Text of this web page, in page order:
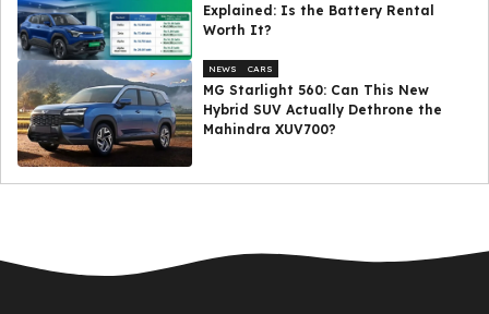
Explained: Is the Battery Rental
Worth It?
NEWS CARS
MG Starlight 560: Can This New
Hybrid SUV Actually Dethrone the
Mahindra XUV700?